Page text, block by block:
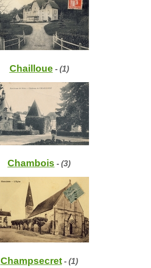
Chailloue - (1)
Chambois - (3)
Champsecret- (1)